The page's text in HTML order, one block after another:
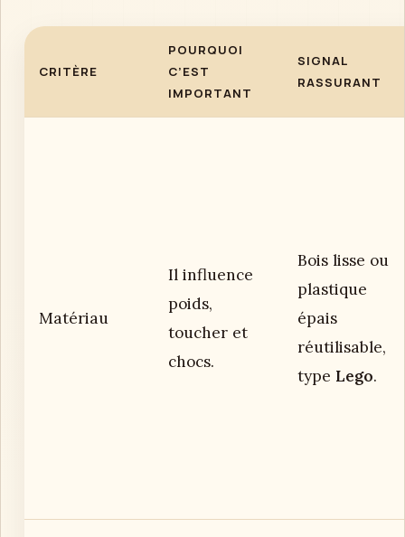
CRITÈRE
POURQUOI
C’EST
IMPORTANT
SIGNAL
RASSURANT
Matériau
Il influence
poids,
toucher et
chocs.
Bois lisse ou
plastique
épais
réutilisable,
type Lego.